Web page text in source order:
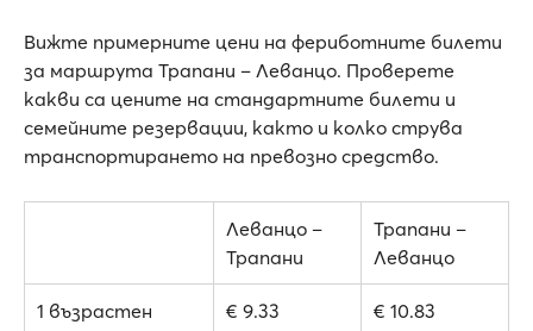
Вижте примерните цени на фериботните билети
за маршрута Трапани – Леванцо. Проверете
какви са цените на стандартните билети и
семейните резервации, както и колко струва
транспортирането на превозно средство.
Леванцо –
Трапани
Трапани –
Леванцо
1 възрастен € 9.33 € 10.83